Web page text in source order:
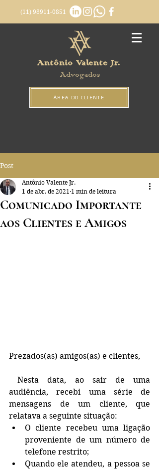
(11) 98911-0851
Antônio Valente Jr.
Advogados
ÁREA DO CLIENTE
Post
Comunicado Importante
aos Clientes e Amigos
Antônio Valente Jr.
1 de abr. de 2021 1 min de leitura
Prezados(as) amigos(as) e clientes,
Nesta data, ao sair de uma
audiência, recebi uma série de
mensagens de um cliente, que
relatava a seguinte situação:
O cliente recebeu uma ligação
proveniente de um número de
telefone restrito;
Quando ele atendeu, a pessoa se